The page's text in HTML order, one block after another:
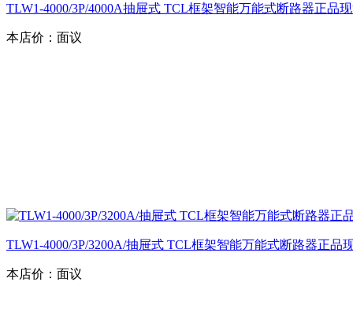
TLW1-4000/3P/4000A抽屉式 TCL框架智能万能式断路器正品
本店价： 面议
TLW1-4000/3P/3200A/抽屉式 TCL框架智能万能式断路器正品
本店价： 面议